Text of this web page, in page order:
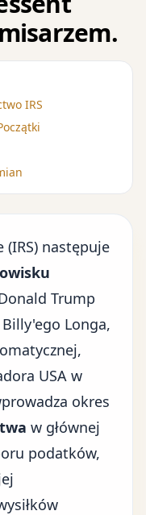
IRS
(IRS) następuje
Trump
Longa,
USA w
okres
w głównej
podatków,